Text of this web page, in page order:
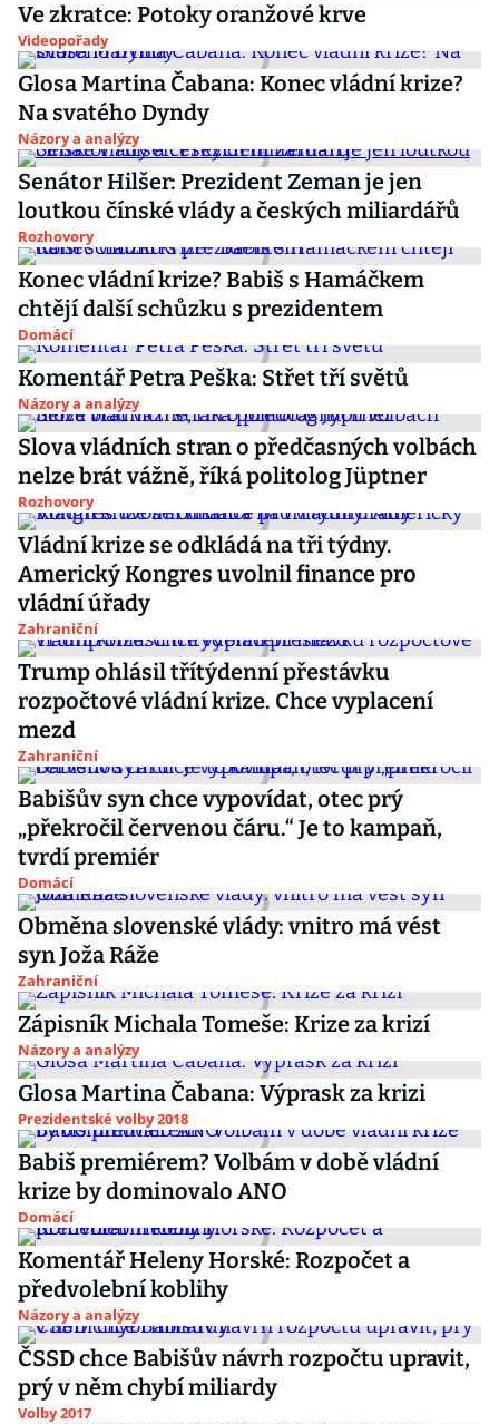
Ve zkratce: Potoky oranžové krve
Videopořady
Glosa Martina Čabana: Konec vládní krize?
Na svatého Dyndy
Názory a analýzy
Senátor Hilšer: Prezident Zeman je jen
loutkou čínské vlády a českých miliardářů
Rozhovory
Konec vládní krize? Babiš s Hamáčkem
chtějí další schůzku s prezidentem
Domácí
Komentář Petra Peška: Střet tří světů
Názory a analýzy
Slova vládních stran o předčasných volbách
nelze brát vážně, říká politolog Jüptner
Rozhovory
Vládní krize se odkládá na tři týdny.
Americký Kongres uvolnil finance pro
vládní úřady
Zahraniční
Trump ohlásil třítýdenní přestávku
rozpočtové vládní krize. Chce vyplacení
mezd
Zahraniční
Babišův syn chce vypovídat, otec prý
„překročil červenou čáru.“ Je to kampaň,
tvrdí premiér
Domácí
Obměna slovenské vlády: vnitro má vést
syn Joža Ráže
Zahraniční
Zápisník Michala Tomeše: Krize za krizí
Názory a analýzy
Glosa Martina Čabana: Výprask za krizi
Prezidentské volby 2018
Babiš premiérem? Volbám v době vládní
krize by dominovalo ANO
Domácí
Komentář Heleny Horské: Rozpočet a
předvolební koblihy
Názory a analýzy
ČSSD chce Babišův návrh rozpočtu upravit,
prý v něm chybí miliardy
Volby 2017